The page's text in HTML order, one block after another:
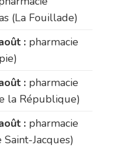
(La Fouillade)
: pharmacie
: pharmacie
la République)
: pharmacie
Jacques)